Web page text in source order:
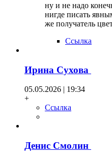
ну и не надо
нигде писать
же получатель
Ссылка
Ирина Сухова
05.05.2026 | 19:34
+
Ссылка
Денис Смолин